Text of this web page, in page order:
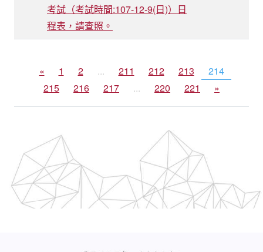
考試（考試時間:107-12-9(日)）日
程表，請查照。
« 1 2 ... 211 212 213
214
215
216 217 ... 220 221 »